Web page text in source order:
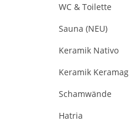
WC & Toilette
Sauna (NEU)
Keramik Nativo
Keramik Keramag
Schamwände
Hatria